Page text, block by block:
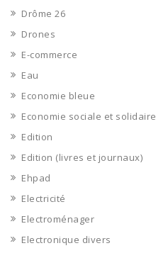
Drôme 26
Drones
E-commerce
Eau
Economie bleue
Economie sociale et solidaire
Edition
Edition (livres et journaux)
Ehpad
Electricité
Electroménager
Electronique divers